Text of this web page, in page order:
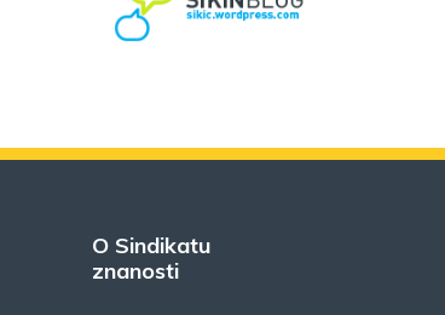
O Sindikatu
znanosti